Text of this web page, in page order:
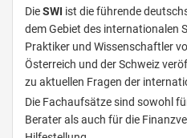
DieSWI ist die führende
dem Gebiet des internationalen
Praktiker und Wissenschaftler
Österreich und der Schweiz
zu aktuellen Fragen der
Die Fachaufsätze sind sowohl
Berater als auch für die